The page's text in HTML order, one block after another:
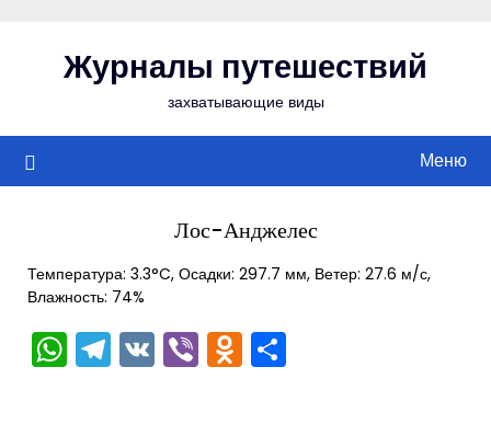
содержимомуЖурналы путешествий
захватывающие виды
Меню
Лос-Анджелес
Температура: 3.3°C, Осадки: 297.7 мм, Ветер: 27.6 м/с,
Влажность: 74%
WhatsApp
Telegram
VKViberOdnoklassniki